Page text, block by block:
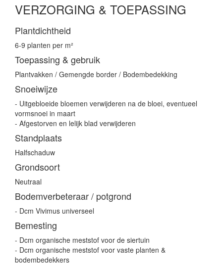
VERZORGING & TOEPASSING
Plantdichtheid
6-9 planten per m²
Toepassing & gebruik
Plantvakken / Gemengde border / Bodembedekking
Snoeiwijze
- Uitgebloeide bloemen verwijderen na de bloei, eventueel
vormsnoei in maart
- Afgestorven en lelijk blad verwijderen
Standplaats
Halfschaduw
Grondsoort
Neutraal
Bodemverbeteraar / potgrond
- Dcm Vivimus universeel
Bemesting
- Dcm organische meststof voor de siertuin
- Dcm organische meststof voor vaste planten &
bodembedekkers